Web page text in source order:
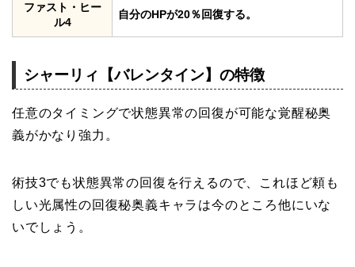
ファスト・ヒー
ル4
自分のHPが20％回復する。
シャーリィ【バレンタイン】の特徴
任意のタイミングで状態異常の回復が可能な覚醒秘奥
義がかなり強力。
術技3でも状態異常の回復を行えるので、これほど頼も
しい光属性の回復秘奥義キャラは今のところ他にいな
いでしょう。